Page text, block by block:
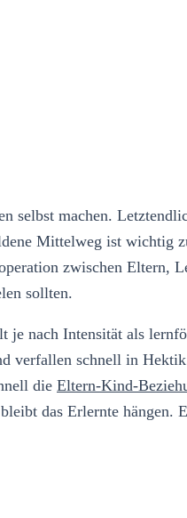
selbst machen.
Mittelweg ist wichtig
zwischen Eltern,
sollten.
je nach Intensität als
verfallen schnell in
die Eltern-Kind-
das Erlernte hängen.